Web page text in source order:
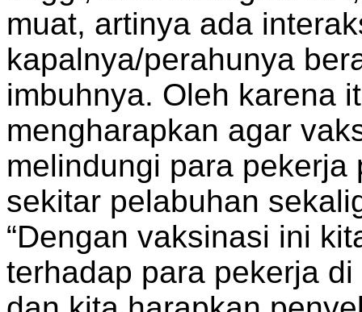
muat, artinya ada
kapalnya/perahunya
imbuhnya. Oleh karena
mengharapkan agar
melindungi para
sekitar pelabuhan
“Dengan vaksinasi ini
terhadap para pekerja